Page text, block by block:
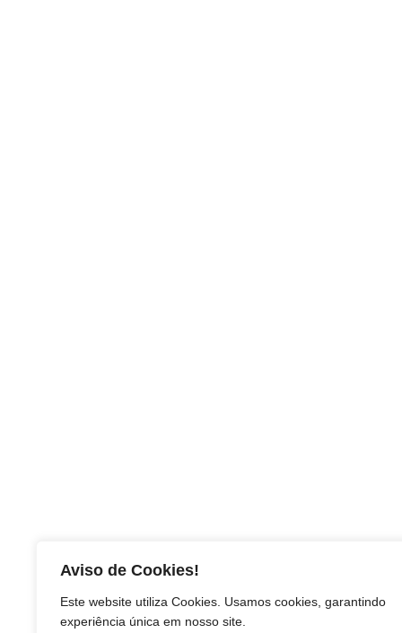
Aviso de Cookies!
Este website utiliza Cookies. Usamos cookies, garantindo
experiência única em nosso site.